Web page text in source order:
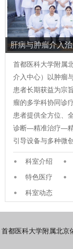
肝病与肿瘤介入
首都医科大学附属
介入中心）以肿瘤
患者长期获益为宗
瘤的多学科协同诊
患者提供全方位、
诊断—精准治疗—精
引导设备与多种微
科室介绍
特色医疗
科室动态
首都医科大学附属北京